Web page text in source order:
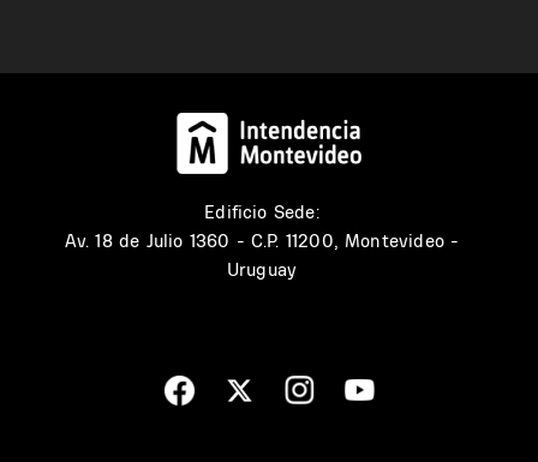
Edificio Sede:
Av. 18 de Julio 1360 - C.P. 11200, Montevideo -
Uruguay